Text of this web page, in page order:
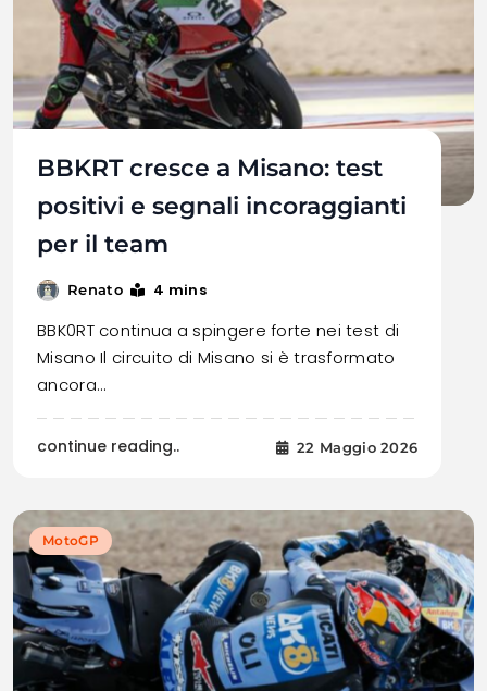
BBKRT cresce a Misano: test
positivi e segnali incoraggianti
per il team
Renato 4 mins
BBK0RT continua a spingere forte nei test di
Misano Il circuito di Misano si è trasformato
ancora…
continue reading.. 22 Maggio 2026
MotoGP